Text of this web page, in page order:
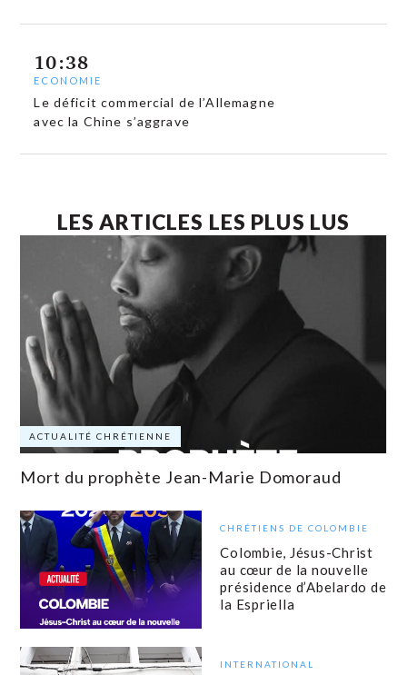
10:38
ECONOMIE
Le déficit commercial de l’Allemagne
avec la Chine s’aggrave
LES ARTICLES LES PLUS LUS
ACTUALITÉ CHRÉTIENNE
Mort du prophète Jean-Marie Domoraud
CHRÉTIENS DE COLOMBIE
Colombie, Jésus-Christ
au cœur de la nouvelle
présidence d’Abelardo de
la Espriella
INTERNATIONAL